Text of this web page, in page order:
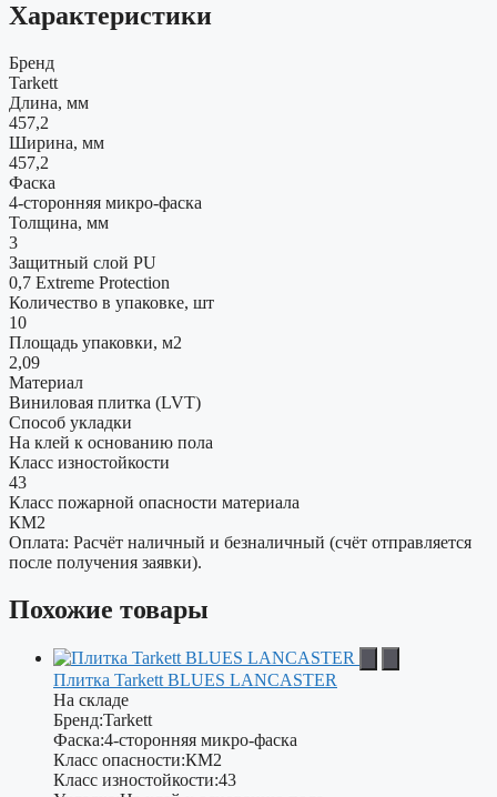
Характеристики
Бренд
Tarkett
Длина, мм
457,2
Ширина, мм
457,2
Фаска
4-сторонняя микро-фаска
Толщина, мм
3
Защитный слой PU
0,7 Extreme Protection
Количество в упаковке, шт
10
Площадь упаковки, м2
2,09
Материал
Виниловая плитка (LVT)
Способ укладки
На клей к основанию пола
Класс изностойкости
43
Класс пожарной опасности материала
КМ2
Оплата: Расчёт наличный и безналичный (счёт отправляется
после получения заявки).
Похожие товары
Плитка Tarkett BLUES LANCASTER
На складе
Бренд:Tarkett
Фаска:4-сторонняя микро-фаска
Класс опасности:КМ2
Класс изностойкости:43